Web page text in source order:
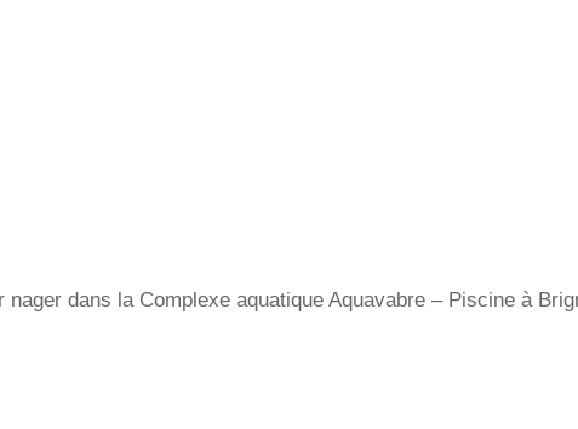
dans la Complexe aquatique Aquavabre – Piscine à